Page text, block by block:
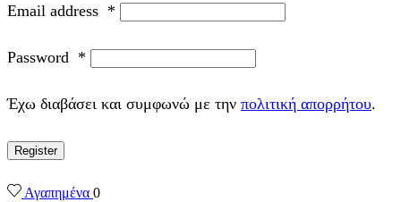
Email address *
Password *
Έχω διαβάσει και συμφωνώ με την πολιτική απορρήτου.
Register
Αγαπημένα 0